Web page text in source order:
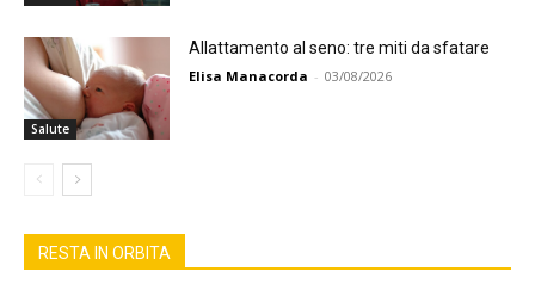
Salute
Allattamento al seno: tre miti da sfatare
Elisa Manacorda - 03/08/2026
RESTA IN ORBITA